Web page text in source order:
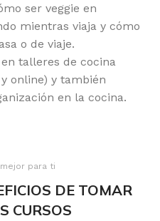
ser veggie en
mientras viaja y cómo
o de viaje.
talleres de cocina
online) y también
en la cocina.
para ti
DE TOMAR
CURSOS